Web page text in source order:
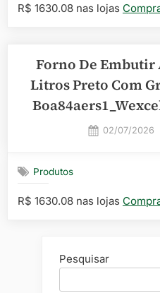
R$ 1630.08 nas lojas
Forno De Embutir
Litros Preto Com
Posted
02/07/2026
Produtos
R$ 1630.08 nas lojas
Pesquisar